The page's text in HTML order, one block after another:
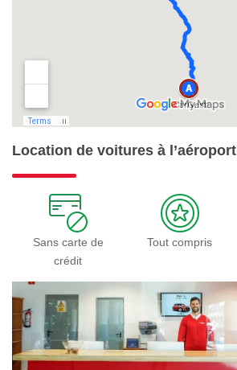
Location de voitures à
Sans carte de
crédit
Tout compris